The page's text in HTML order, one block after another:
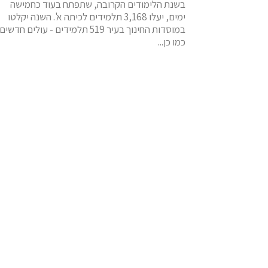
בשנת הלימודים הקרובה, שתפתח בעוד כחמישה
ימים, יעלו 3,168 תלמידים לכיתה א'. השנה יקלטו
במוסדות החינוך בעיר 519 תלמידים - עולים
כמו כן...